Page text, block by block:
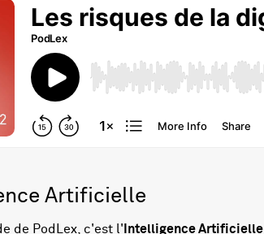
Artificielle
de PodLex, c'est l' Intelligence Artificielle